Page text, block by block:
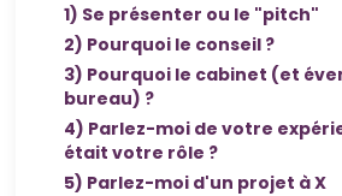
1) Se présenter ou le "pitch"
2) Pourquoi le conseil ?
3) Pourquoi le cabinet (et
bureau) ?
4) Parlez-moi de votre
était votre rôle ?
5) Parlez-moi d'un projet à X